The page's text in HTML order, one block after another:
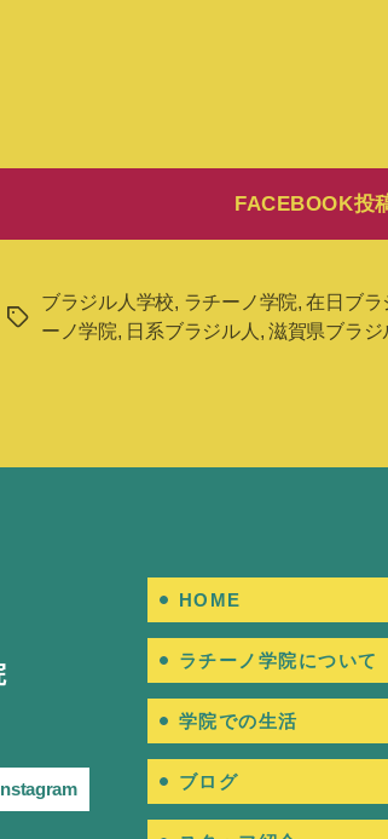
FACEBOOK投
タ
ブラジル人学校, ラチーノ学院,在日ブラ
ーノ学院, 日系ブラジル人 , 滋賀県ブラジ
HOME
ラチーノ学院について
学院での生活
ブログ